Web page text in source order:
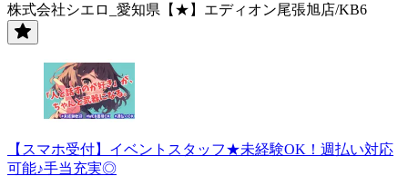
株式会社シエロ_愛知県【★】エディオン尾張旭店/KB6
【スマホ受付】イベントスタッフ★未経験OK！週払い対応
可能♪手当充実◎